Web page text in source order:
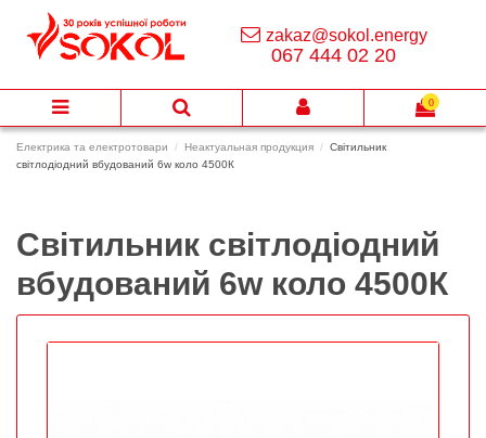
Електрика та електротовари Неактуальная продукция
Світильник
світлодіодний вбудований 6w коло 4500К
Світильник світлодіодний
вбудований 6w коло 4500К
zakaz@sokol.energy
067 444 02 20
0